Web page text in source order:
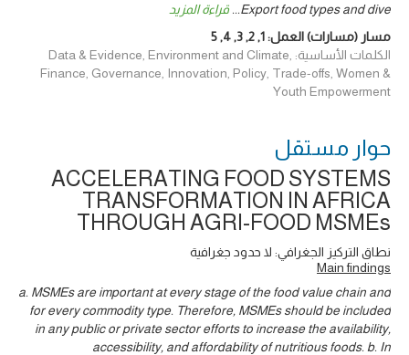
Export food types and dive
... قراءة المزيد
مسار (مسارات) العمل:1
,
2
,
3
,
4
,
5
الكلمات الأساسية: Data & Evidence, Environment and Climate,
Finance, Governance, Innovation, Policy, Trade-offs, Women &
Youth Empowerment
حوار ‎مستقل
ACCELERATING FOOD SYSTEMS
TRANSFORMATION IN AFRICA
THROUGH AGRI-FOOD MSMEs
نطاق التركيز الجغرافي: لا حدود جغرافية
Main findings
a. MSMEs are important at every stage of the food value chain and
for every commodity type. Therefore, MSMEs should be included
in any public or private sector efforts to increase the availability,
accessibility, and affordability of nutritious foods. b. In